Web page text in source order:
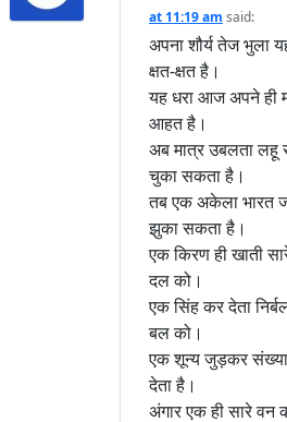
at 11:19 am said:
अपना शौर्य तेज भुला
क्षत-क्षत है।
यह धरा आज अपने ही
आहत है।
अब मात्र उबलता लहू
चुका सकता है।
तब एक अकेला भारत
झुका सकता है।
एक किरण ही खाती
दल को।
एक सिंह कर देता
बल को।
एक शून्य जुड़कर
देता है।
अंगार एक ही सारे वन